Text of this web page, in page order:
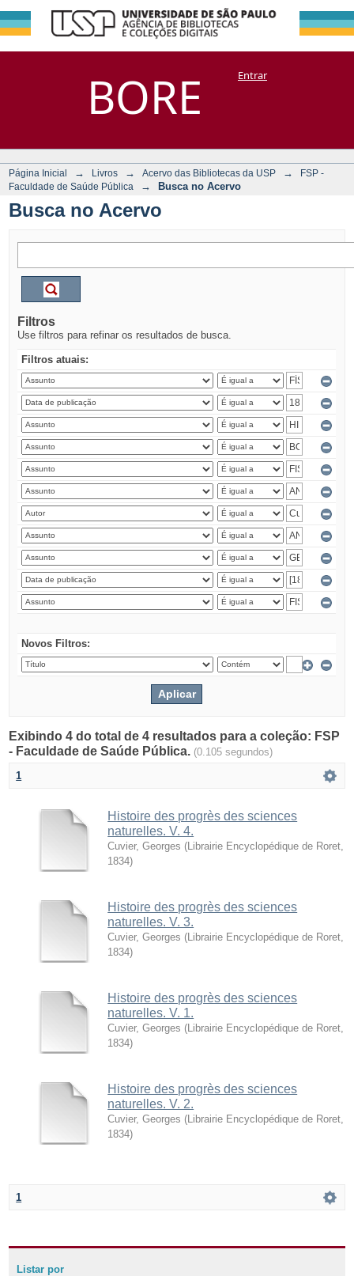
BORE
Busca no Acervo
DSpace/Manakin + CoriscoEntrar
Página Inicial → Livros → Acervo das Bibliotecas da USP →
FSP -
Faculdade de Saúde Pública
→ Busca no Acervo
Busca no Acervo
Filtros
Use filtros para refinar os resultados de busca.
Filtros atuais:
Novos Filtros:
Exibindo 4 do total de 4 resultados para a coleção: FSP
- Faculdade de Saúde Pública. (0.105 segundos)
1
Histoire des progrès des sciences
naturelles. V. 4.
Cuvier, Georges ( Librairie Encyclopédique de Roret
1834)
Histoire des progrès des sciences
naturelles. V. 3.
Cuvier, Georges ( Librairie Encyclopédique de Roret
1834)
Histoire des progrès des sciences
naturelles. V. 1.
Cuvier, Georges ( Librairie Encyclopédique de Roret
1834)
Histoire des progrès des sciences
naturelles. V. 2.
Cuvier, Georges ( Librairie Encyclopédique de Roret
1834)
1
Listar por